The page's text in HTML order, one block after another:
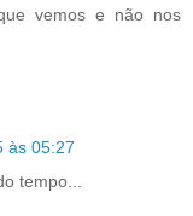
vemos e não nos
às 05:27
tempo...